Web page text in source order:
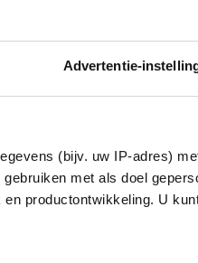
Advertentie-
(bijv. uw IP-adres)
met als doel
productontwikkeling. U